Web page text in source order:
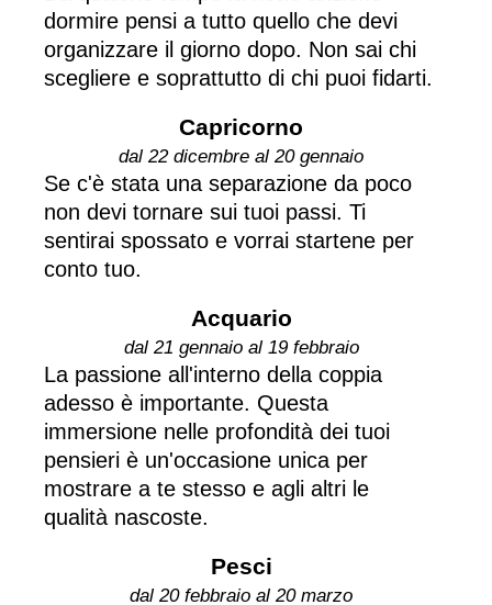
dormire pensi a tutto quello che devi
organizzare il giorno dopo. Non sai chi
scegliere e soprattutto di chi puoi fidarti.
Capricorno
dal 22 dicembre al 20 gennaio
Se c'è stata una separazione da poco
non devi tornare sui tuoi passi. Ti
sentirai spossato e vorrai startene per
conto tuo.
Acquario
dal 21 gennaio al 19 febbraio
La passione all'interno della coppia
adesso è importante. Questa
immersione nelle profondità dei tuoi
pensieri è un'occasione unica per
mostrare a te stesso e agli altri le
qualità nascoste.
Pesci
dal 20 febbraio al 20 marzo